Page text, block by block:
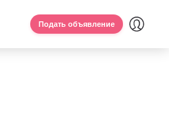
Подать объявление